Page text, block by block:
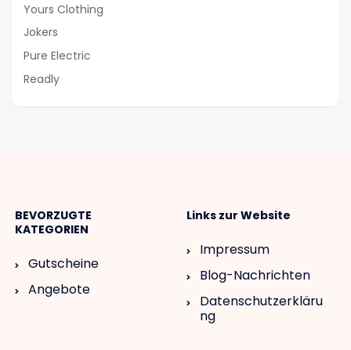
Yours Clothing
Jokers
Pure Electric
Readly
BEVORZUGTE
KATEGORIEN
Gutscheine
Angebote
Links zur Website
Impressum
Blog-Nachrichten
Datenschutzerkläru
ng